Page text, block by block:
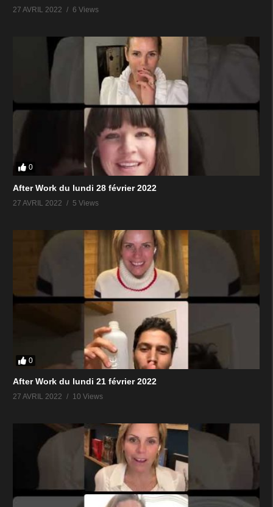
27 AVRIL 2022 6 Views
0
After Work du lundi 28 février 2022
27 AVRIL 2022 5 Views
0
After Work du lundi 21 février 2022
27 AVRIL 2022 10 Views